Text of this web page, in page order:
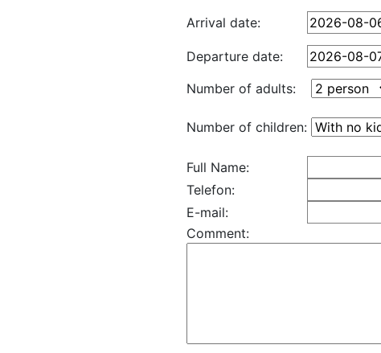
Arrival date:
Departure date:
Number of adults:
Number of children:
Full Name:
Telefon:
E-mail:
Comment: